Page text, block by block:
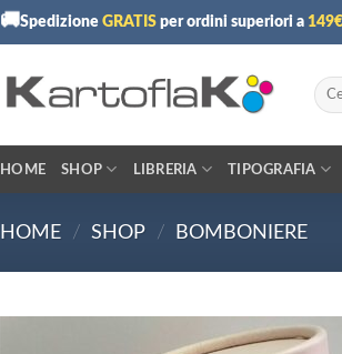
🚚Spedizione GRATIS per ordini superiori a 149€
Cerca:
HOME SHOP LIBRERIA TIPOGRAFIA
HOME / SHOP / BOMBONIERE